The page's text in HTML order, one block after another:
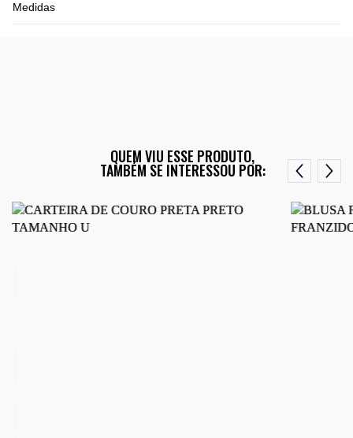
Medidas
QUEM VIU ESSE PRODUTO,
TAMBÉM SE INTERESSOU POR: